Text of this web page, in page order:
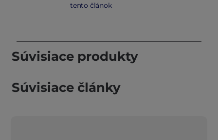
tento článok
Súvisiace produkty
Súvisiace články